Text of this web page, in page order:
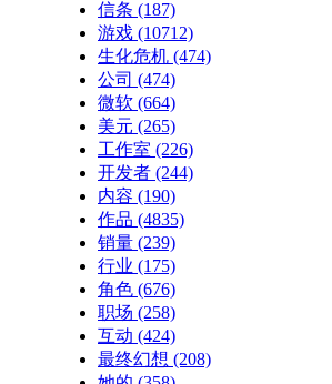
信条 (187)
游戏 (10712)
生化危机 (474)
公司 (474)
微软 (664)
美元 (265)
工作室 (226)
开发者 (244)
内容 (190)
作品 (4835)
销量 (239)
行业 (175)
角色 (676)
职场 (258)
互动 (424)
最终幻想 (208)